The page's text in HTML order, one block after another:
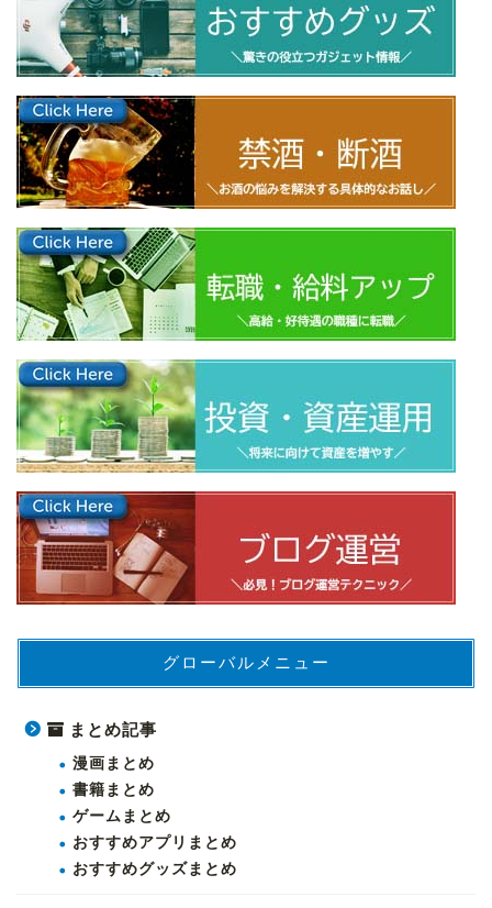
グローバルメニュー
まとめ記事
漫画まとめ
書籍まとめ
ゲームまとめ
おすすめアプリまとめ
おすすめグッズまとめ